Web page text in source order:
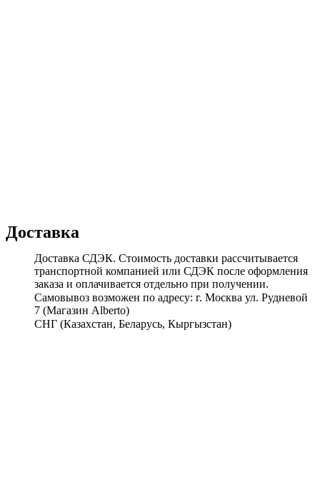
Доставка
Доставка СДЭК. Стоимость доставки рассчитывается
транспортной компанией или СДЭК после оформления
заказа и оплачивается отдельно при получении.
Самовывоз возможен по адресу: г. Москва ул. Рудневой
7 (Магазин Alberto)
СНГ (Казахстан, Беларусь, Кыргызстан)